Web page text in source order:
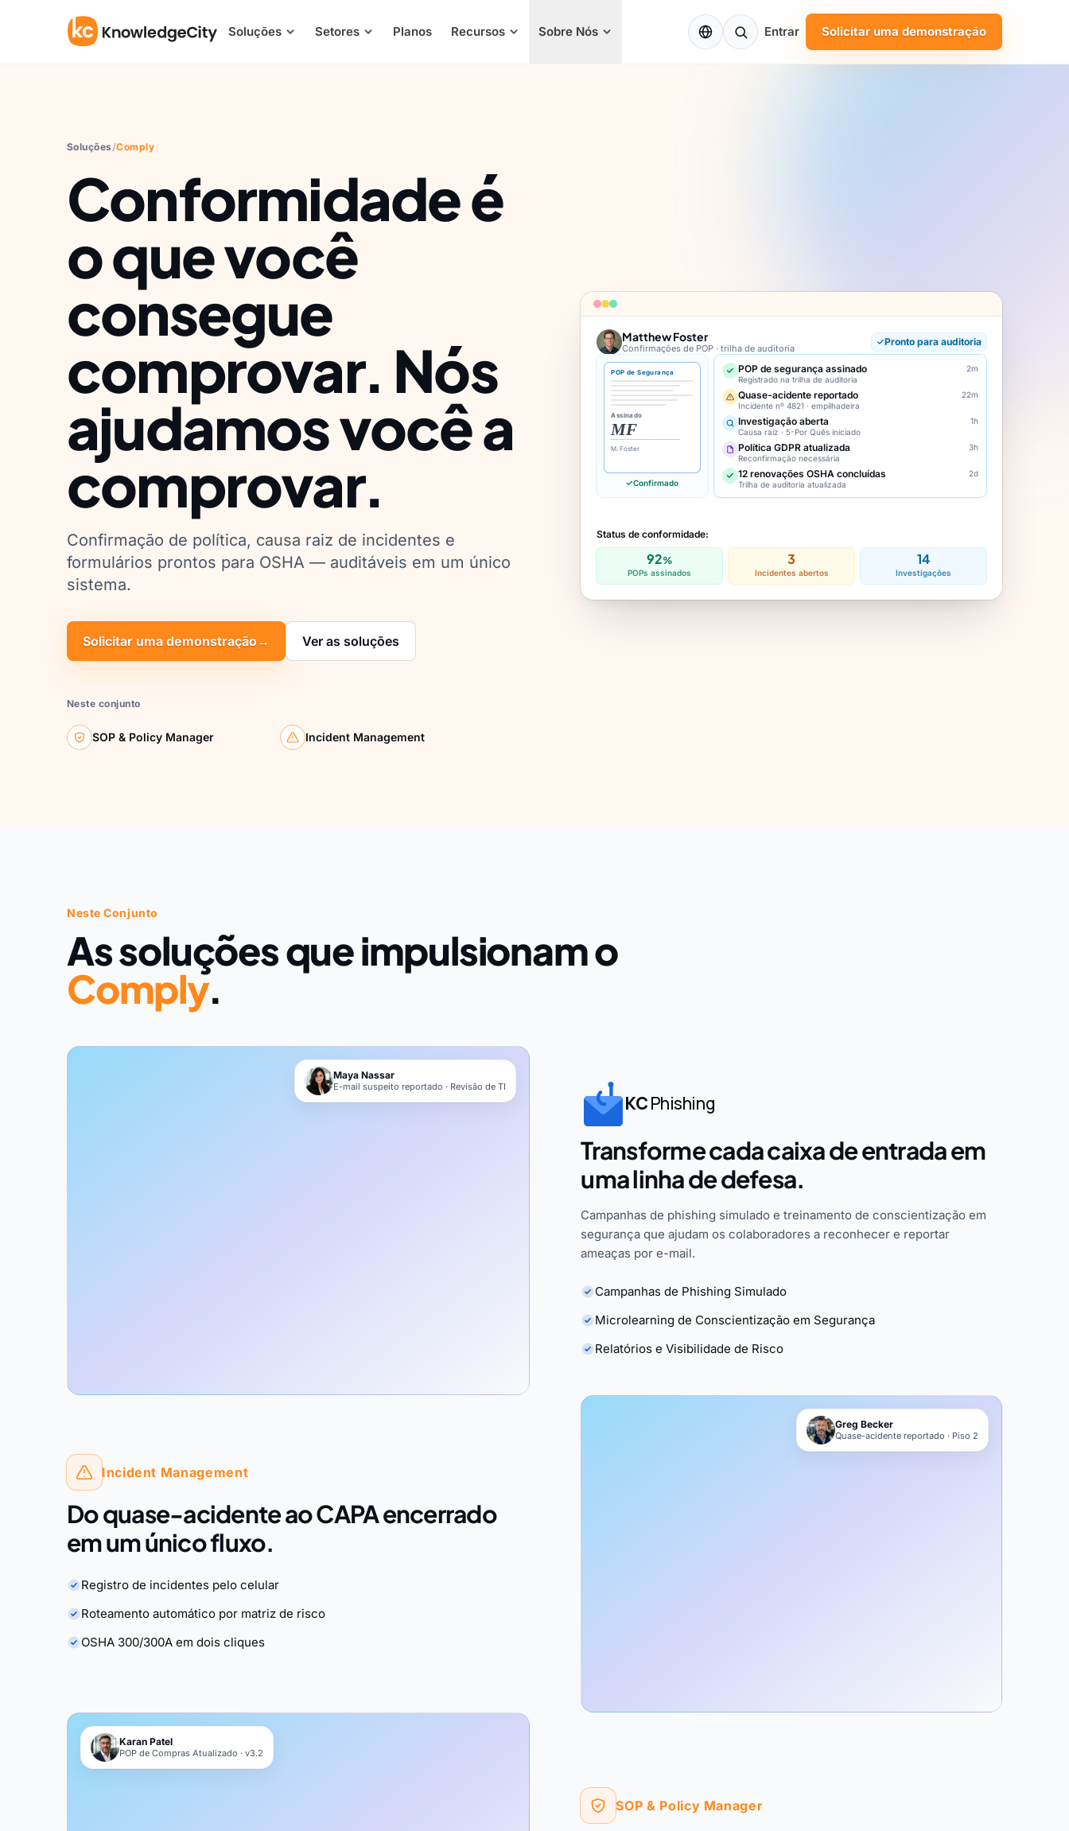
Soluções Setores Planos Recursos Sobre Nós PT Entrar Solicitar uma demonstração
Soluções/Comply
Conformidade é
o que você
consegue
comprovar. Nós
ajudamos você a
comprovar.
Confirmação de política, causa raiz de incidentes e
formulários prontos para OSHA — auditáveis em um único
sistema.
Solicitar uma demonstração→ Ver as soluções
Neste conjunto
SOP & Policy Manager Incident Management
Matthew Foster
Confirmações de POP · trilha de auditoria
Pronto para auditoria
POP de Segurança
Assinado
MF
M. Foster
Confirmado
POP de segurança assinado
Registrado na trilha de auditoria
2m
Quase-acidente reportado
Incidente nº 4821 · empilhadeira
22m
Investigação aberta
Causa raiz · 5-Por Quês iniciado
1h
Política GDPR atualizada
Reconfirmação necessária
3h
12 renovações OSHA concluídas
Trilha de auditoria atualizada
2d
Status de conformidade:
92%
POPs assinados
3
Incidentes abertos
14
Investigações
Neste Conjunto
As soluções que impulsionam o
Comply.
Maya Nassar
E-mail suspeito reportado · Revisão de TI
KCPhishing
Transforme cada caixa de entrada em
uma linha de defesa.
Campanhas de phishing simulado e treinamento de conscientização em
segurança que ajudam os colaboradores a reconhecer e reportar
ameaças por e-mail.
Campanhas de Phishing Simulado
Microlearning de Conscientização em Segurança
Relatórios e Visibilidade de Risco
Incident Management
Do quase-acidente ao CAPA encerrado
em um único fluxo.
Registro de incidentes pelo celular
Roteamento automático por matriz de risco
OSHA 300/300A em dois cliques
Greg Becker
Quase-acidente reportado · Piso 2
Karan Patel
POP de Compras Atualizado · v3.2
SOP & Policy Manager